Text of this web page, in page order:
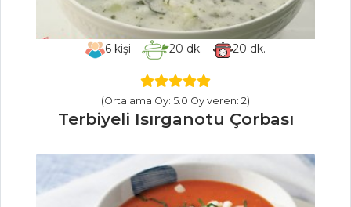
KARAMELLİ
BROWNİE
Pasta ve Tatlılar
Tüm Tarifleri
BALIK
YEMEKLERI
6 kişi 20 dk. 20 dk.
(Ortalama Oy: 5.0 Oy veren: 2)
Terbiyeli Isırganotu Çorbası